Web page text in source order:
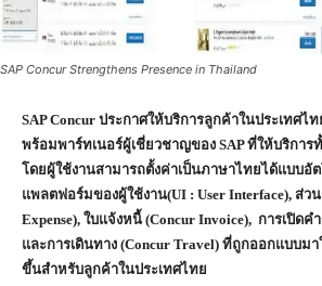
SAP Concur Strengthens Presence in Thailand
SAP Concur ประกาศให้บริการลูกค้าในประเทศไ
พร้อมพาร์ทเนอร์ผู้เชี่ยวชาญของ SAPที่ให้บริการ
โดยผู้ใช้งานสามารถตั้งค่าเป็นภาษาไทยได้แบบอั
แพลตฟอร์มของผู้ใช้งาน(UI : User Interface), ส่วน
Expense), ใบแจ้งหนี้ (Concur Invoice), การเปิดค
และการเดินทาง (Concur Travel) ที่ถูกออกแบบมา
ขึ้นสำหรับลูกค้าในประเทศไทย